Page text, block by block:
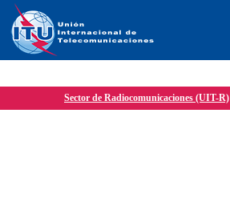
Sector de Radiocomunicaciones (UIT-R)